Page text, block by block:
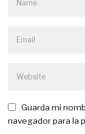
Guarda mi
navegador para la